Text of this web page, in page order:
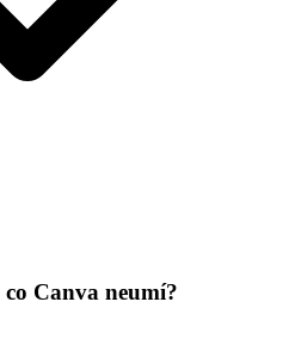
Canva neumí?